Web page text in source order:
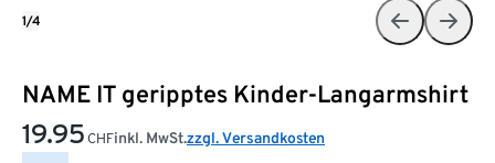
NAME IT geripptes Kinder-Langarmshirt
19.95 CHFinkl. MwSt.zzgl. Versandkosten
1/4